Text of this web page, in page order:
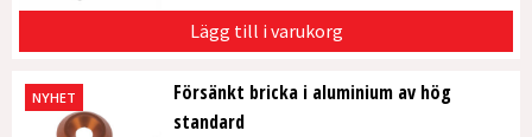
Lägg till i varukorg
NYHET
Försänkt bricka i aluminium av hög
standard